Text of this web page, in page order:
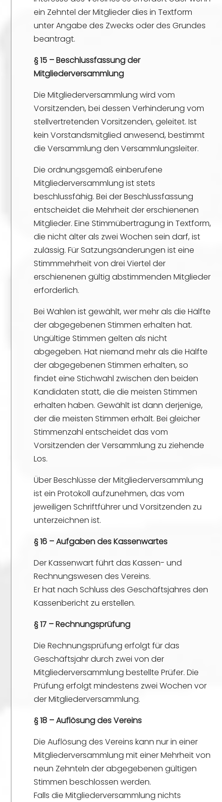
ein Zehntel der Mitglieder dies in Textform
unter Angabe des Zwecks oder des Grundes
beantragt.
§ 15 – Beschlussfassung der
Mitgliederversammlung
Die Mitgliederversammlung wird vom
Vorsitzenden, bei dessen Verhinderung vom
stellvertretenden Vorsitzenden, geleitet. Ist
kein Vorstandsmitglied anwesend, bestimmt
die Versammlung den Versammlungsleiter.
Die ordnungsgemäß einberufene
Mitgliederversammlung ist stets
beschlussfähig. Bei der Beschlussfassung
entscheidet die Mehrheit der erschienenen
Mitglieder. Eine Stimmübertragung in Textform,
die nicht älter als zwei Wochen sein darf, ist
zulässig. Für Satzungsänderungen ist eine
Stimmmehrheit von drei Viertel der
erschienenen gültig abstimmenden Mitglieder
erforderlich.
Bei Wahlen ist gewählt, wer mehr als die Hälfte
der abgegebenen Stimmen erhalten hat.
Ungültige Stimmen gelten als nicht
abgegeben. Hat niemand mehr als die Hälfte
der abgegebenen Stimmen erhalten, so
findet eine Stichwahl zwischen den beiden
Kandidaten statt, die die meisten Stimmen
erhalten haben. Gewählt ist dann derjenige,
der die meisten Stimmen erhält. Bei gleicher
Stimmenzahl entscheidet das vom
Vorsitzenden der Versammlung zu ziehende
Los.
Über Beschlüsse der Mitgliederversammlung
ist ein Protokoll aufzunehmen, das vom
jeweiligen Schriftführer und Vorsitzenden zu
unterzeichnen ist.
§ 16 – Aufgaben des Kassenwartes
Der Kassenwart führt das Kassen- und
Rechnungswesen des Vereins.
Er hat nach Schluss des Geschäftsjahres den
Kassenbericht zu erstellen.
§ 17 – Rechnungsprüfung
Die Rechnungsprüfung erfolgt für das
Geschäftsjahr durch zwei von der
Mitgliederversammlung bestellte Prüfer. Die
Prüfung erfolgt mindestens zwei Wochen vor
der Mitgliederversammlung.
§ 18 – Auflösung des Vereins
Die Auflösung des Vereins kann nur in einer
Mitgliederversammlung mit einer Mehrheit von
neun Zehnteln der abgegebenen gültigen
Stimmen beschlossen werden.
Falls die Mitgliederversammlung nichts